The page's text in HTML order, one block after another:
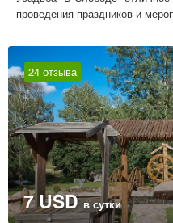
усадьбы – круглосуточное
Отдохни по-доброму!
усадьбе "Добрая" можно по
Дата обновления: 22
проведения праздников и
24 отзыва
7 USDв сутки